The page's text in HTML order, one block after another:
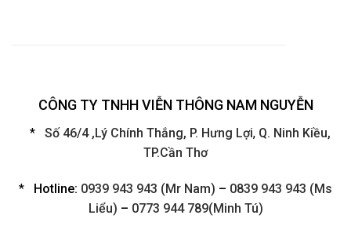
CÔNG TY TNHH VIỄN THÔNG NAM NGUYỄN
* Số 46/4 ,Lý Chính Thắng, P. Hưng Lợi, Q. Ninh Kiều,
TP.Cần Thơ
* Hotline: 0939 943 943 (Mr Nam) – 0839 943 943 (Ms
Liểu) – 0773 944 789(Minh Tú)